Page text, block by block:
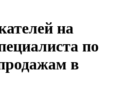
на
по
в